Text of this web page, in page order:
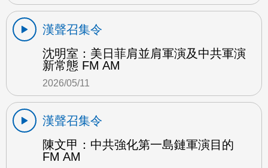
漢聲召集令
沈明室：美日菲肩並肩軍演及中共軍演
新常態 FM AM
2026/05/11
漢聲召集令
陳文甲：中共強化第一島鏈軍演目的
FM AM